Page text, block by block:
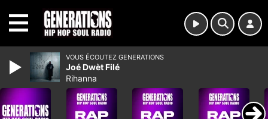
VOUS ÉCOUTEZ GENERATIONS
Joé Dwèt Filé
Rihanna